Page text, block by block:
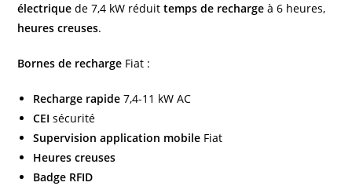
électrique de 7,4 kW réduittemps de recharge à 6 heures,
heures creuses.
Bornes de recharge Fiat :
Recharge rapide 7,4-11 kW AC
CEI sécurité
Supervision application mobile Fiat
Heures creuses
Badge RFID